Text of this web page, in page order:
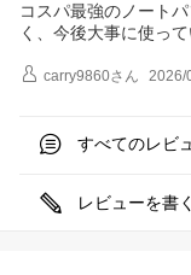
コスパ最強のノート
く、今後大事に使っ
carry9860さん 2026/
すべてのレビ
レビューを書く